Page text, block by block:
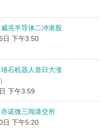
威兆半导体二冲港股
日 下午3:50
珞石机器人首日大涨
下午3:59
亦诺微三闯港交所
日 下午5:20